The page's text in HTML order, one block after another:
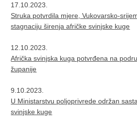
17.10.2023.
Struka potvrdila mjere, Vukovarsko-
stagnaciju širenja afričke svinjske kuge
12.10.2023.
Afrička svinjska kuga potvrđena na
županije
9.10.2023.
U Ministarstvu poljoprivrede održan
svinjske kuge